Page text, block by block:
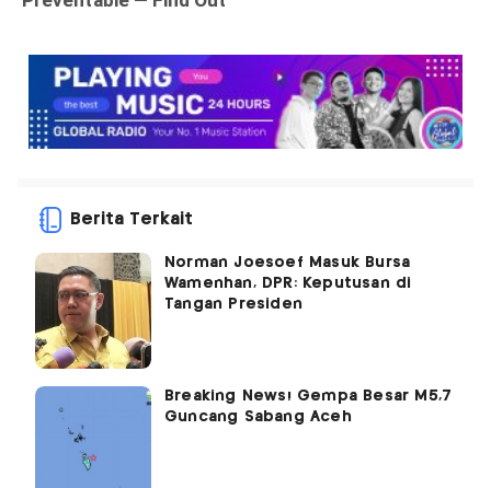
Berita Terkait
Norman Joesoef Masuk Bursa
Wamenhan, DPR: Keputusan di
Tangan Presiden
Breaking News! Gempa Besar M5,7
Guncang Sabang Aceh